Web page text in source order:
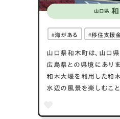
山口県
海がある 移住支援
山口県和木町は、山口
広島県との県境にありま
和木大堰を利用した和
水辺の風景を楽しむこと